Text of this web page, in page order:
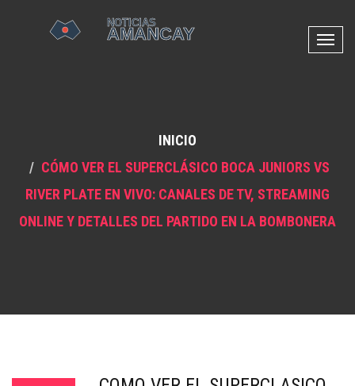
N
i
ó
n
INICIO
CÓMO VER EL SUPERCLÁSICO BOCA JUNIORS VS
RIVER PLATE EN VIVO: CANALES DE TV, STREAMING
ONLINE Y DETALLES DEL PARTIDO EN LA BOMBONERA